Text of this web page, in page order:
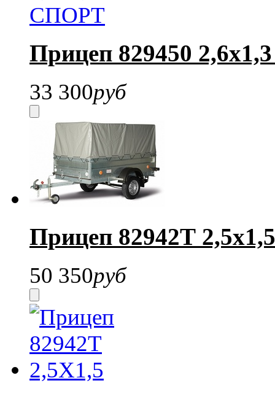
Прицеп 829450
33 300руб
Прицеп 82942Т
50 350руб